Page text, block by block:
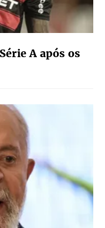
A após os